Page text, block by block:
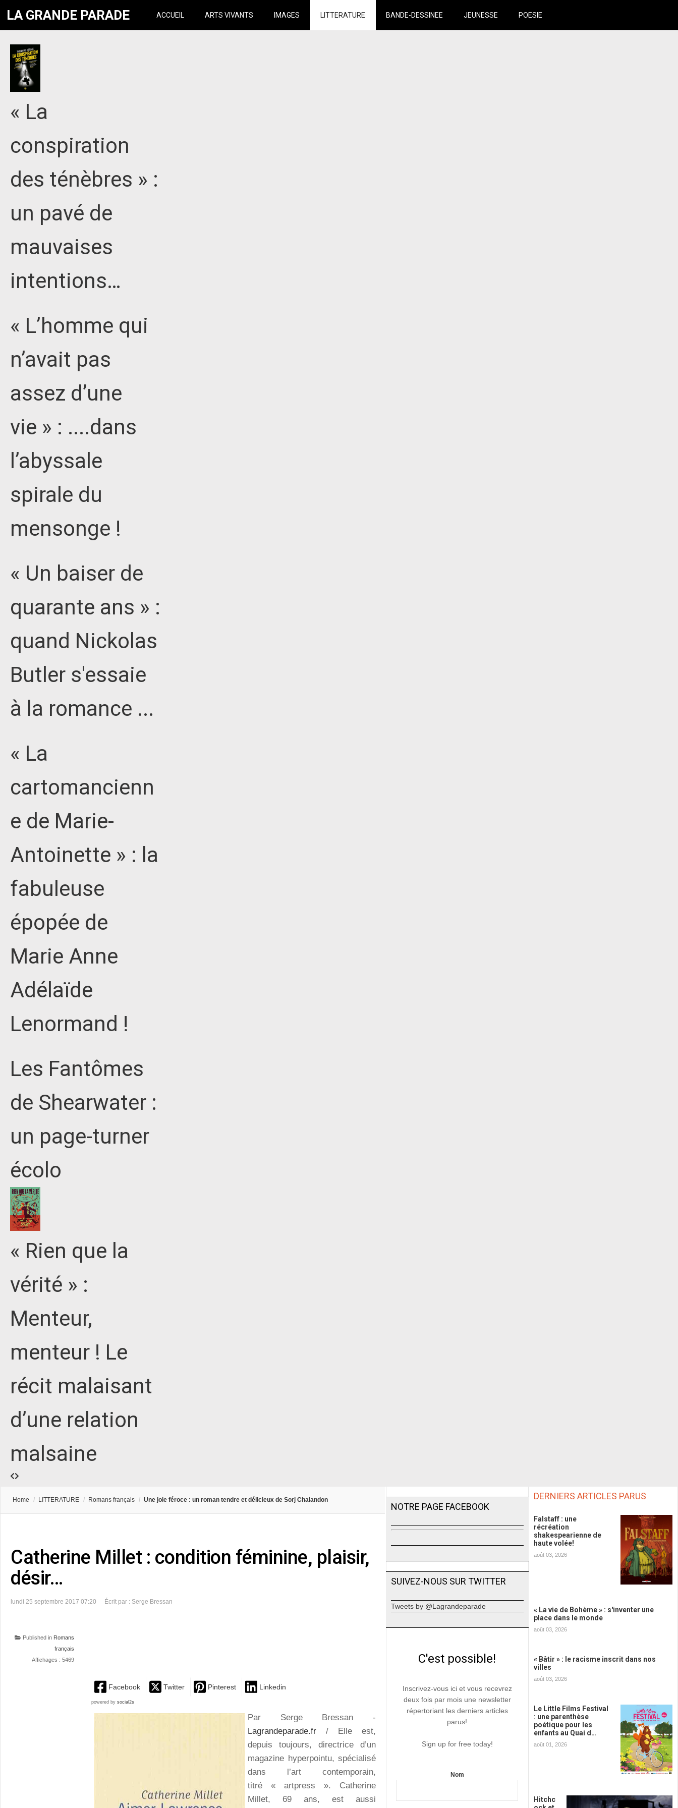
LA GRANDE PARADE ACCUEIL ARTS VIVANTS IMAGES LITTERATURE BANDE-DESSINEE JEUNESSE POESIE
« La
conspiration
des ténèbres » :
un pavé de
mauvaises
intentions…
« L’homme qui
n’avait pas
assez d’une
vie » : ....dans
l’abyssale
spirale du
mensonge !
« Un baiser de
quarante ans » :
quand Nickolas
Butler s'essaie
à la romance ...
« La
cartomancienn
e de Marie-
Antoinette » : la
fabuleuse
épopée de
Marie Anne
Adélaïde
Lenormand !
Les Fantômes
de Shearwater :
un page-turner
écolo
« Rien que la
vérité » :
Menteur,
menteur ! Le
récit malaisant
d’une relation
malsaine
Home / LITTERATURE / Romans français / Une joie féroce : un roman tendre et délicieux de Sorj Chalandon
Catherine Millet : condition féminine, plaisir,
désir…
lundi 25 septembre 2017 07:20 Écrit par : Serge Bressan
Published in Romans
français
Affichages : 5469
Facebook Twitter Pinterest Linkedin
powered by social2s
Par Serge Bressan -
Lagrandeparade.fr/ Elle est,
depuis toujours, directrice d’un
magazine hyperpointu, spécialisé
dans l’art contemporain,
titré « artpress ». Catherine
Millet, 69 ans, est aussi
NOTRE PAGE FACEBOOK
SUIVEZ-NOUS SUR TWITTER
Tweets by @Lagrandeparade
C'est possible!
Inscrivez-vous ici et vous recevrez
deux fois par mois une newsletter
répertoriant les derniers articles
parus!
Sign up for free today!
Nom
DERNIERS ARTICLES PARUS
Falstaff : une
récréation
shakespearienne de
haute volée!
août 03, 2026
« La vie de Bohème » : s'inventer une
place dans le monde
août 03, 2026
« Bâtir » : le racisme inscrit dans nos
villes
août 03, 2026
Le Little Films Festival
: une parenthèse
poétique pour les
enfants au Quai d…
août 01, 2026
Hitchc